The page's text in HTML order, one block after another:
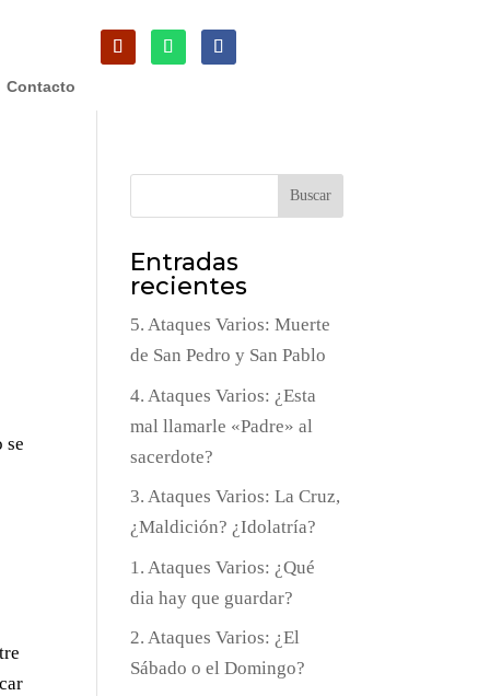
Contacto
se
Buscar
Entradas
recientes
5. Ataques Varios: Muerte
de San Pedro y San Pablo
4. Ataques Varios: ¿Esta
mal llamarle «Padre» al
sacerdote?
3. Ataques Varios: La Cruz,
¿Maldición? ¿Idolatría?
1. Ataques Varios: ¿Qué
dia hay que guardar?
2. Ataques Varios: ¿El
Sábado o el Domingo?